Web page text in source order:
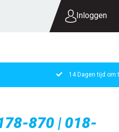
Inloggen
UW
14 Dagen tijd om
870 | 018-